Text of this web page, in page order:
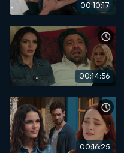
00:10:17
00:14:56
00:16:25